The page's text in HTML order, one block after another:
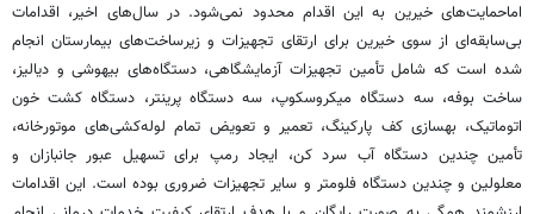
اماحمایت‌های خیرین به این اقدام محدود نمی‌شود. در سال‌های اخیر، اقدامات
بی‌سابقه‌ای از سوی خیرین برای ارتقای تجهیزات و زیرساخت‌های بیمارستان انجام
شده است که شامل تأمین تجهیزات آزمایشگاهی، دستگاه‌های بیهوشی و دیالیز،
ساخت بوفه، سه دستگاه میکروسکوپ، سه دستگاه پرینتر، دستگاه کشت خون
اتوماتیک، بهسازی کف پارکینگ، تعمیر و تعویض تمام لوله‌کشی‌های موتورخانه،
تأمین چندین دستگاه آب سرد کن، ایجاد رمپ برای تسهیل عبور جانبازان و
معلولین و چندین دستگاه فلومتر و سایر تجهیزات ضروری بوده است. این اقدامات